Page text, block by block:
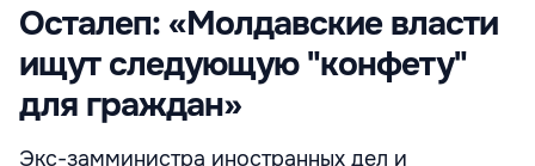
Осталеп: «Молдавские власти
ищут следующую "конфету"
для граждан»
Экс-замминистра иностранных дел и